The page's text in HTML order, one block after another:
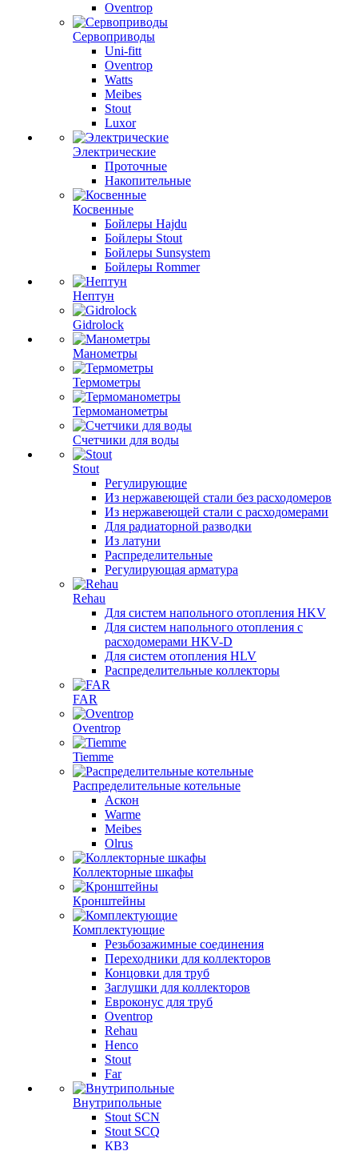
Oventrop
Сервоприводы
Uni-fitt
Oventrop
Watts
Meibes
Stout
Luxor
Электрические
Проточные
Накопительные
Косвенные
Бойлеры Hajdu
Бойлеры Stout
Бойлеры Sunsystem
Бойлеры Rommer
Нептун
Gidrolock
Манометры
Термометры
Термоманометры
Счетчики для воды
Stout
Регулирующие
Из нержавеющей стали без расходомеров
Из нержавеющей стали с расходомерами
Для радиаторной разводки
Из латуни
Распределительные
Регулирующая арматура
Rehau
Для систем напольного отопления HKV
Для систем напольного отопления с
расходомерами HKV-D
Для систем отопления HLV
Распределительные коллекторы
FAR
Oventrop
Tiemme
Распределительные котельные
Аскон
Warme
Meibes
Olrus
Коллекторные шкафы
Кронштейны
Комплектующие
Резьбозажимные соединения
Переходники для коллекторов
Концовки для труб
Заглушки для коллекторов
Евроконус для труб
Oventrop
Rehau
Henco
Stout
Far
Внутрипольные
Stout SCN
Stout SCQ
КВЗ